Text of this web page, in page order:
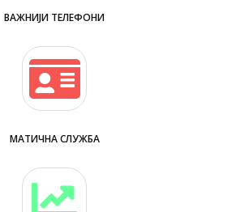
ВАЖНИЈИ ТЕЛЕФОНИ
МАТИЧНА СЛУЖБА